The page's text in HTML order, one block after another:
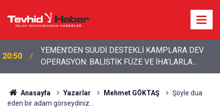
18:39
Boykottan kaçmaya çalışan Algida yeni bir marka
ismi buldu!
Anasayfa Yazarlar Mehmet GÖKTAŞ
Şöyle dua
eden bir adam görseydiniz…